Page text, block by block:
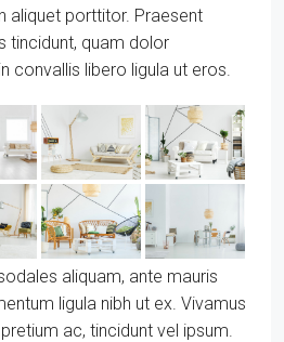
aliquet porttitor. Praesent
tincidunt, quam dolor
convallis libero ligula ut eros.
aliquam, ante mauris
ligula nibh ut ex. Vivamus
ac, tincidunt vel ipsum.